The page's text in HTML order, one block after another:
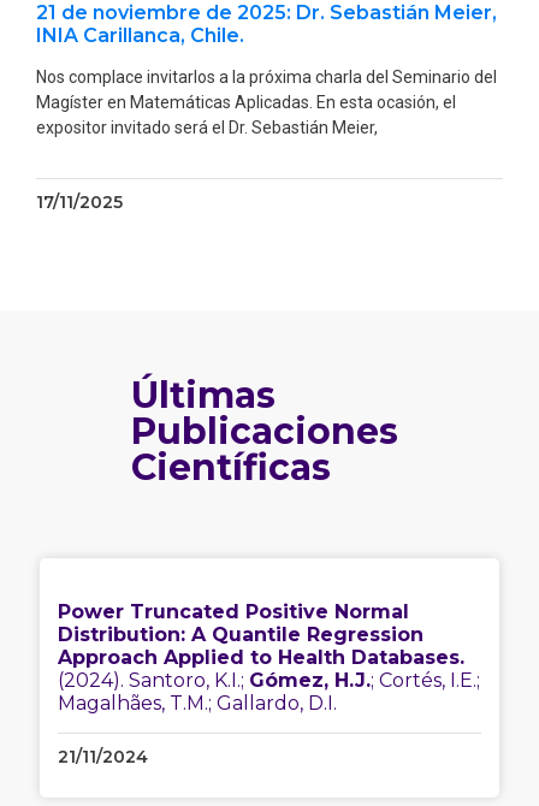
21 de noviembre de 2025: Dr. Sebastián Meier,
INIA Carillanca, Chile.
Nos complace invitarlos a la próxima charla del Seminario del
Magíster en Matemáticas Aplicadas. En esta ocasión, el
expositor invitado será el Dr. Sebastián Meier,
17/11/2025
Últimas
Publicaciones
Científicas
Power Truncated Positive Normal
Distribution: A Quantile Regression
Approach Applied to Health Databases.
(2024). Santoro, K.I.; Gómez, H.J.; Cortés, I.E.;
Magalhães, T.M.; Gallardo, D.I.
21/11/2024